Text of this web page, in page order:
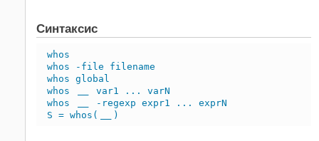
Идентификация типа данных
MATLAB
Импорт и анализ данных
Импорт и экспорт данных
Переменные рабочей области и MAT-
Синтаксис
whos
whos -file filename
whos global
whos
var1 ... varN
whos
-regexp expr1 ... exprN
S = whos(
)